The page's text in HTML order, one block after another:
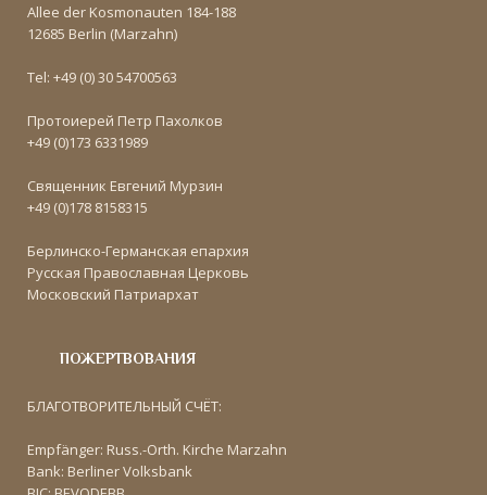
Allee der Kosmonauten 184-188
12685 Berlin (Marzahn)
Tel: +49 (0) 30 54700563
Протоиерей Петр Пахолков
+49 (0)173 6331989
Священник Евгений Мурзин
+49 (0)178 8158315
Берлинско-Германская епархия
Русская Православная Церковь
Московский Патриархат
ПОЖЕРТВОВАНИЯ
БЛАГОТВОРИТЕЛЬНЫЙ СЧЁТ:
Empfänger: Russ.-Orth. Kirche Marzahn
Bank: Berliner Volksbank